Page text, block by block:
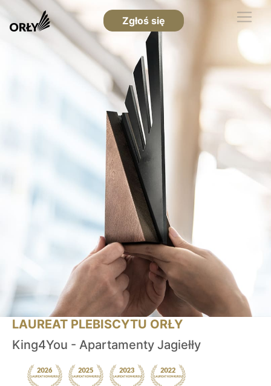
Zgłoś się
LAUREAT PLEBISCYTU ORŁY
King4You - Apartamenty Jagiełły